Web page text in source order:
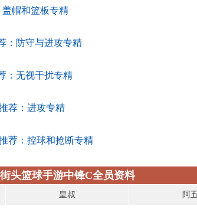
帽和篮板专精
：防守与进攻专精
：无视干扰专精
荐：进攻专精
荐：控球和抢断专精
街头篮球手游中锋C全员资料
皇叔 阿